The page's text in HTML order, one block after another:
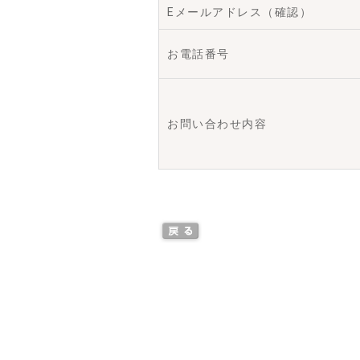
Eメールアドレス（確認）
お電話番号
お問い合わせ内容